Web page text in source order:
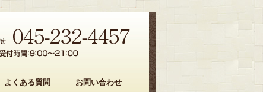
よくある質問 お問い合わせ